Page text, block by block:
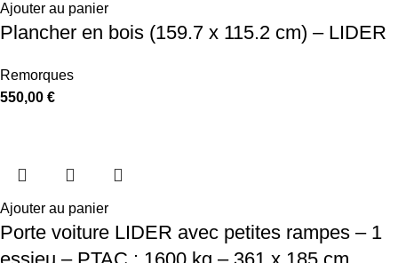
Ajouter au panier
Plancher en bois (159.7 x 115.2 cm) – LIDER
Remorques
550,00 €
Ajouter au panier
Porte voiture LIDER avec petites rampes – 1